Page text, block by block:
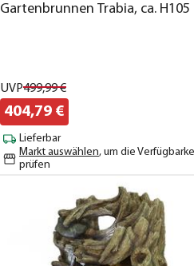
Gartenbrunnen Trabia, ca. H105
UVP499,99€
404,79 €
Lieferbar
Markt auswählen, um die
prüfen